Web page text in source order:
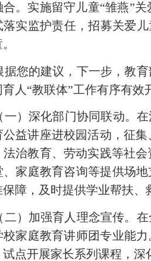
。 实施留守儿童“雏燕”
落实监护责任，招募关爱
据您的建议，下一步，教
人 “教联体”工作有序有效
一）深化部门协同联动。 在
公益讲座进校园活动，征集
法治教育、劳动实践等社
、家庭教育咨询等提供场
保障，及时提供学业帮扶、
二）加强育人理念宣传。 在
校家庭教育讲师团专业能力
试点开展家长系列课程，深